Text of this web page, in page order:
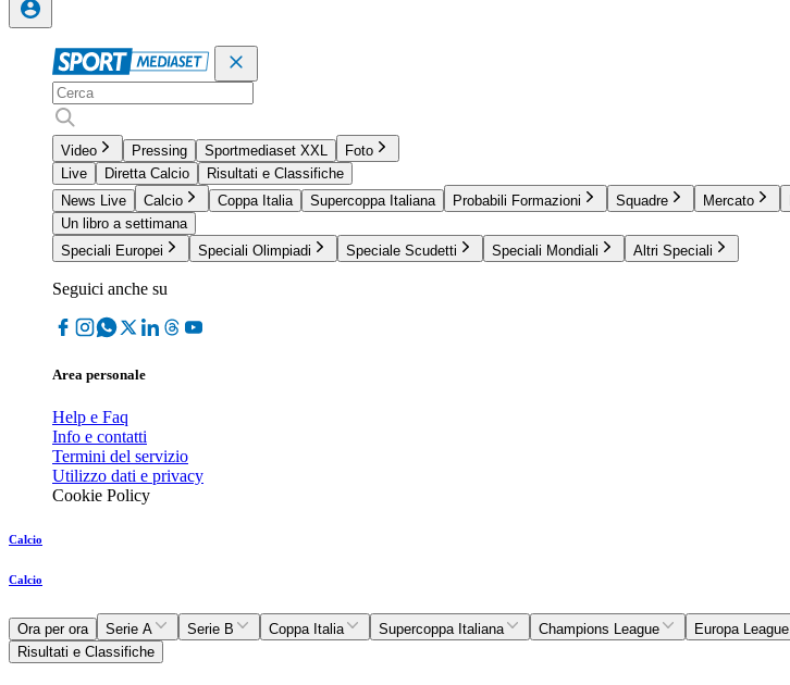
Video Pressing Sportmediaset XXL
Foto
Live
Diretta Calcio
Risultati e Classifiche
News Live
Calcio Coppa Italia Supercoppa Italiana Probabili Formazioni Squadre Mercato
Un libro a settimana
Speciali Europei
Speciali Olimpiadi Speciale Scudetti Speciali Mondiali Altri Speciali
Seguici anche su
Area personale
Help e Faq
Info e contatti
Termini del servizio
Utilizzo dati e privacy
Cookie Policy
Calcio
Calcio
Ora per ora Serie A Serie B Coppa Italia Supercoppa Italiana Champions League Europa League
Risultati e Classifiche